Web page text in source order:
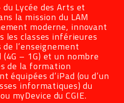
Lycée des Arts et
la mission du LAM
moderne, innovant
les classes inférieures
l’enseignement
– 1G) et un nombre
de la formation
équipées d’iPad (ou d’un
informatiques) du
myDevice du CGIE.